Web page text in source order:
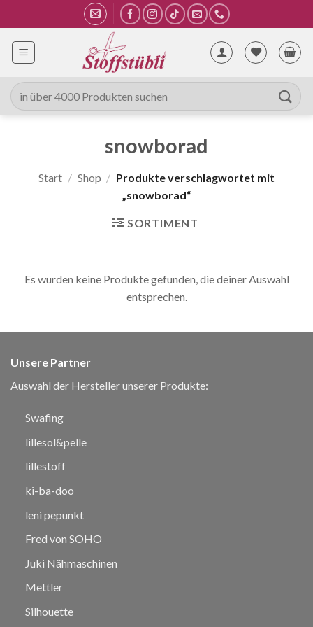
Inhalt
springen
Suche
nach:
snowborad
Start / Shop / Produkte verschlagwortet mit
„snowborad“
SORTIMENT
Es wurden keine Produkte gefunden, die deiner Auswahl
entsprechen.
Unsere Partner
Auswahl der Hersteller unserer Produkte:
Swafing
lillesol&pelle
lillestoff
ki-ba-doo
leni pepunkt
Fred von SOHO
Juki Nähmaschinen
Mettler
Silhouette